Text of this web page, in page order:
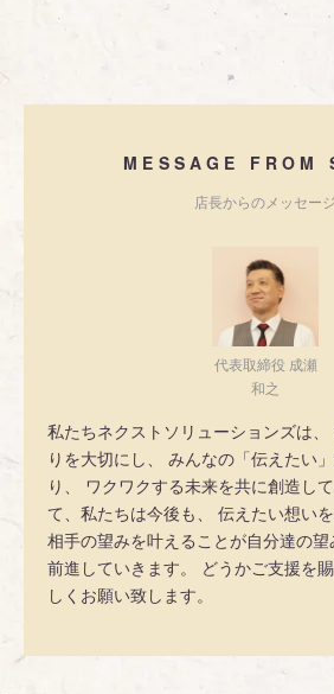
MESSAGE FROM
店長からのメッセージ
代表取締役 成瀬
和之
私たちネクストソリューションズは
りを大切にし、 みんなの「伝えたい
り、 ワクワクする未来を共に創造し
て、私たちは今後も、 伝えたい想いを
相手の望みを叶えることが自分達の望
前進していきます。 どうかご支援を
しくお願い致します。